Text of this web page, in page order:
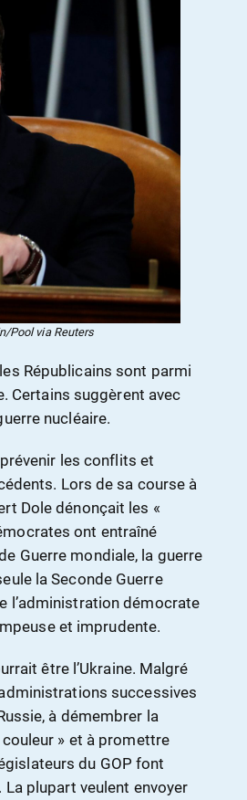
Pool via Reuters
Républicains sont parmi
Certains suggèrent avec
nucléaire.
les conflits et
Lors de sa course à
Dole dénonçait les «
ont entraîné
Guerre mondiale, la guerre
la Seconde Guerre
l’administration démocrate
et imprudente.
être l’Ukraine. Malgré
successives
à démembrer la
» et à promettre
du GOP font
plupart veulent envoyer